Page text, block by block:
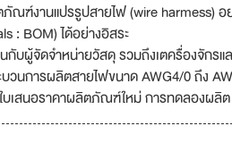
ภัณฑ์งานแปรรูปสายไฟ (wire harmess) อ
: BOM) ได้อย่างอิสระ
นกับผู้จัดจำหน่ายวัสดุ รวมถึงเตครื่องจัก
วนการผลิตสายไฟขนาด AWG4/0 ถึง
บเสนอราคาผลิตภัณฑ์ใหม่ การทดลองผลิ